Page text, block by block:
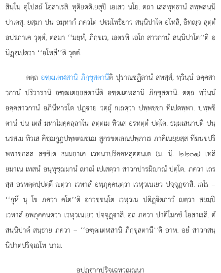
สินฺโน อุโปสถํ โอสาเรสิ. ทุติยตติเยสุปิ เอเสว นโย. ตถา เสสพุทฺธานํ สพฺพสนฺนิ
ปาเตสุ. ยสฺมา ปน อมฺหากํ ภควโต ปมโพธิยาว สนฺนิปาโต อโหสิ, อิทฺจ สุตฺตํ
อปรภาเค วุตฺตํ, ตสฺมา ‘‘มยฺหํ, ภิกฺขเว, เอตรหิ เอโก สาวกานํ สนฺนิปาโต’’ติ อ
นิฏฺเปตฺวา ‘‘อโหสี’’ติ วุตฺตํ.
ตตฺถ อฑฺฒเตฬสานิ ภิกฺขุสตานีติ ปุราณชฏิลานํ สหสฺสํ, ทฺวินฺนํ อคฺคสา
วกานํ ปริวารานิ อฑฺฒเตยฺยสตานีติ อฑฺฒเตฬสานิ ภิกฺขุสตานิ. ตตฺถ ทฺวินฺนํ
อคฺคสาวกานํ อภินีหารโต ปฏฺาย วตฺถุํ กเถตฺวา ปพฺพชฺชา ทีเปตพฺพา. ปพฺพชิ
ตานํ ปน เตสํ มหาโมคฺคลฺลาโน สตฺตเม ทิวเส อรหตฺตํ ปตฺโต. ธมฺมเสนาปติ ปนฺ
นรสเม ทิวเส คิชฺฌกูฏปพฺพตมชฺเฌ สูกรขตเลณปพฺภาเร ภาคิเนยฺยสฺส ทีฆนขปริ
พฺพาชกสฺส สชฺชิเต ธมฺมยาเค เวทนาปริคฺคหสุตฺตนฺเต (ม. นิ. ๒.๒๐๑) เทสิ
ยมาเน เทสนํ อนุพุชฺฌมานํ าณํ เปเสตฺวา สาวกปารมิาณํ ปตฺโต. ภควา เถร
สฺส อรหตฺตปฺปตฺตึ ตฺวา เวหาสํ อพฺภุคฺคนฺตฺวา เวฬุวเนเยว ปจฺจุฏฺาสิ. เถโร –
‘‘กุหึ นุ โข ภควา คโต’’ติ อาวชฺชนฺโต เวฬุวเน ปติฏฺิตภาวํ ตฺวา สยมฺปิ
เวหาสํ อพฺภุคฺคนฺตฺวา เวฬุวเนเยว ปจฺจุฏฺาสิ. อถ ภควา ปาติโมกฺขํ โอสาเรสิ. ตํ
สนฺนิปาตํ สนฺธาย ภควา – ‘‘อฑฺฒเตฬสานิ ภิกฺขุสตานี’’ติ อาห. อยํ สาวกสนฺ
นิปาตปริจฺเฉโท นาม.
อุปฏฺากปริจฺเฉทวณฺณนา